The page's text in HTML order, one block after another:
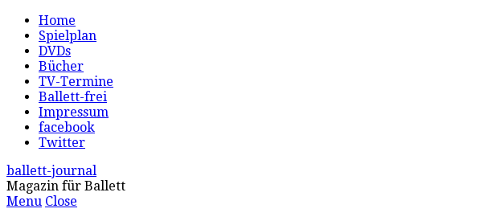
Home
Spielplan
DVDs
Bücher
TV-Termine
Ballett-frei
Impressum
facebook
Twitter
ballett-journal
Magazin für Ballett
Menu Close